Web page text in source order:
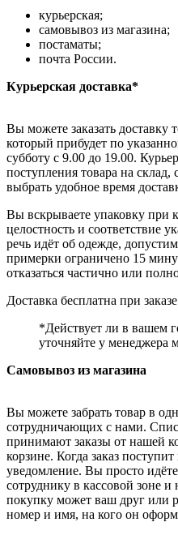
курьерская;
самовывоз из магазина;
постаматы;
почта России.
Курьерская доставка*
Вы можете заказать доставку
который прибудет по
субботу с 9.00 до 19.00.
поступления товара на
выбрать удобное время
Вы вскрываете упаковку при
целостность и соответствие
речь идёт об одежде,
примерки ограничено 15
отказаться частично или
Доставка бесплатна при
*Действует ли в вашем
уточняйте у менеджера
Самовывоз из магазина
Вы можете забрать товар в
сотрудничающих с нами.
принимают заказы от нашей
корзине. Когда заказ
уведомление. Вы просто
сотруднику в кассовой зоне и
покупку может ваш друг или
номер и имя, на кого он